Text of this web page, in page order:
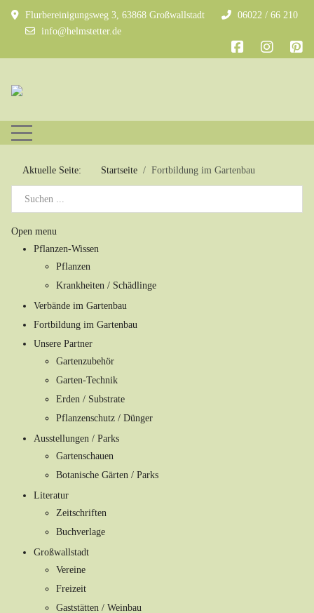
Flurbereinigungsweg 3, 63868 Großwallstadt
06022 / 66 210
info@helmstetter.de
Mobile Menu Toggle
Aktuelle Seite: Startseite Fortbildung im Gartenbau
Open menu
Pflanzen-Wissen
Pflanzen
Krankheiten / Schädlinge
Verbände im Gartenbau
Fortbildung im Gartenbau
Unsere Partner
Gartenzubehör
Garten-Technik
Erden / Substrate
Pflanzenschutz / Dünger
Ausstellungen / Parks
Gartenschauen
Botanische Gärten / Parks
Literatur
Zeitschriften
Buchverlage
Großwallstadt
Vereine
Freizeit
Gaststätten / Weinbau